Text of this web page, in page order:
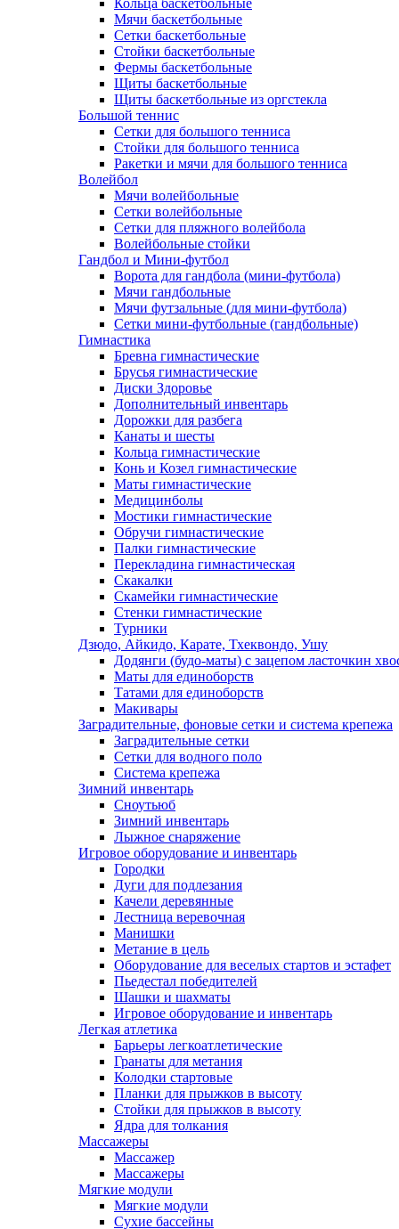
Кольца баскетбольные
Мячи баскетбольные
Сетки баскетбольные
Стойки баскетбольные
Фермы баскетбольные
Щиты баскетбольные
Щиты баскетбольные из оргстекла
Большой теннис
Сетки для большого тенниса
Стойки для большого тенниса
Ракетки и мячи для большого тенниса
Волейбол
Мячи волейбольные
Сетки волейбольные
Сетки для пляжного волейбола
Волейбольные стойки
Гандбол и Мини-футбол
Ворота для гандбола (мини-футбола)
Мячи гандбольные
Мячи футзальные (для мини-футбола)
Сетки мини-футбольные (гандбольные)
Гимнастика
Бревна гимнастические
Брусья гимнастические
Диски Здоровье
Дополнительный инвентарь
Дорожки для разбега
Канаты и шесты
Кольца гимнастические
Конь и Козел гимнастические
Маты гимнастические
Медицинболы
Мостики гимнастические
Обручи гимнастические
Палки гимнастические
Перекладина гимнастическая
Скакалки
Скамейки гимнастические
Стенки гимнастические
Турники
Дзюдо, Айкидо, Карате, Тхеквондо, Ушу
Додянги (будо-маты) с зацепом ласточкин
Маты для единоборств
Татами для единоборств
Макивары
Заградительные, фоновые сетки и система крепежа
Заградительные сетки
Сетки для водного поло
Система крепежа
Зимний инвентарь
Сноутьюб
Зимний инвентарь
Лыжное снаряжение
Игровое оборудование и инвентарь
Городки
Дуги для подлезания
Качели деревянные
Лестница веревочная
Манишки
Метание в цель
Оборудование для веселых стартов и эстафет
Пьедестал победителей
Шашки и шахматы
Игровое оборудование и инвентарь
Легкая атлетика
Барьеры легкоатлетические
Гранаты для метания
Колодки стартовые
Планки для прыжков в высоту
Стойки для прыжков в высоту
Ядра для толкания
Массажеры
Массажер
Массажеры
Мягкие модули
Мягкие модули
Сухие бассейны